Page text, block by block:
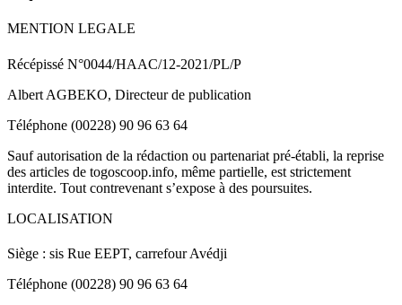
MENTION LEGALE
Récépissé N°0044/HAAC/12-2021/PL/P
Albert AGBEKO, Directeur de publication
Téléphone (00228) 90 96 63 64
Sauf autorisation de la rédaction ou partenariat pré-établi, la reprise
des articles de togoscoop.info, même partielle, est strictement
interdite. Tout contrevenant s’expose à des poursuites.
LOCALISATION
Siège : sis Rue EEPT, carrefour Avédji
Téléphone (00228) 90 96 63 64